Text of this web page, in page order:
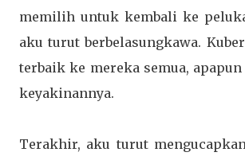
memilih untuk kembali ke
aku turut berbelasungkawa.
terbaik ke mereka semua,
keyakinannya.
Terakhir, aku turut